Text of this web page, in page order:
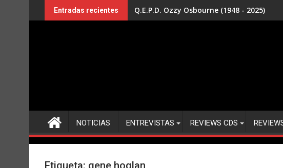
al
Entradas recientes Q.E.P.D. Ozzy Osbourne (1948 - 2025)
NOTICIAS ENTREVISTAS REVIEWS CDS